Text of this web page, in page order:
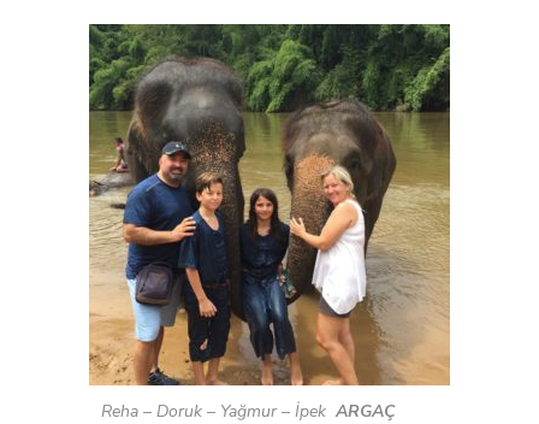
Reha– Doruk– Yağmur– İpek ARGAÇ